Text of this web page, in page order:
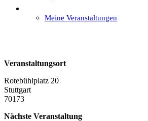
Meine Veranstaltungen
Veranstaltungsort
Rotebühlplatz 20
Stuttgart
70173
Nächste Veranstaltung